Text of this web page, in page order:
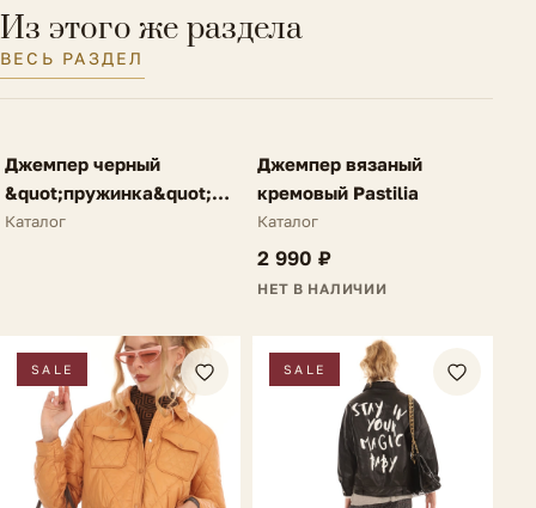
Из этого же раздела
ВЕСЬ РАЗДЕЛ
NEW
FV
Джемпер черный
&quot;пружинка&quot;
N25
Каталог
NEW
FV
Джемпер вязаный
кремовый Pastilia
Каталог
2 990 ₽
НЕТ В НАЛИЧИИ
SALE SALE